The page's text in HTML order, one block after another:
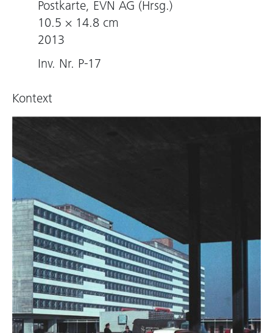
Postkarte, EVN AG (Hrsg.)
10.5 × 14.8 cm
2013
Inv. Nr. P-17
Kontext